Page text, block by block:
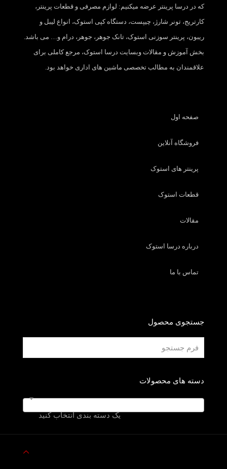
که در درسا پرینتر عرضه میکنیم: لوازم مصرفی و قطعات پرینتر،
کارتریج، تونر شارژ، چیپست، دستگاه کپی استوک، انواع لیبل و
ریبون، پرینتر سوزنی استوک، تانک جوهر، جوهر، درام و… می باشد.
بخش آموزش و مقالات وبسایت درسا استوک، مرجع کاملی برای
علاقمندان به مطالب تخصصی ماشین های اداری خواهد بود.
صفحه اول
فروشگاه آنلاین
پرینتر های استوک
قطعات استوک
مقالات
درباره درسا استوک
تماس با ما
جستجوی محصول
دسته های محصولات
یک دسته بندی انتخاب کنید